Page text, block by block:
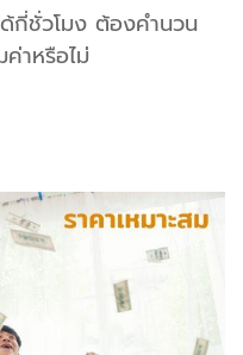
กี่ชั่วโมง ต้องคำนวน
าหรือไม่